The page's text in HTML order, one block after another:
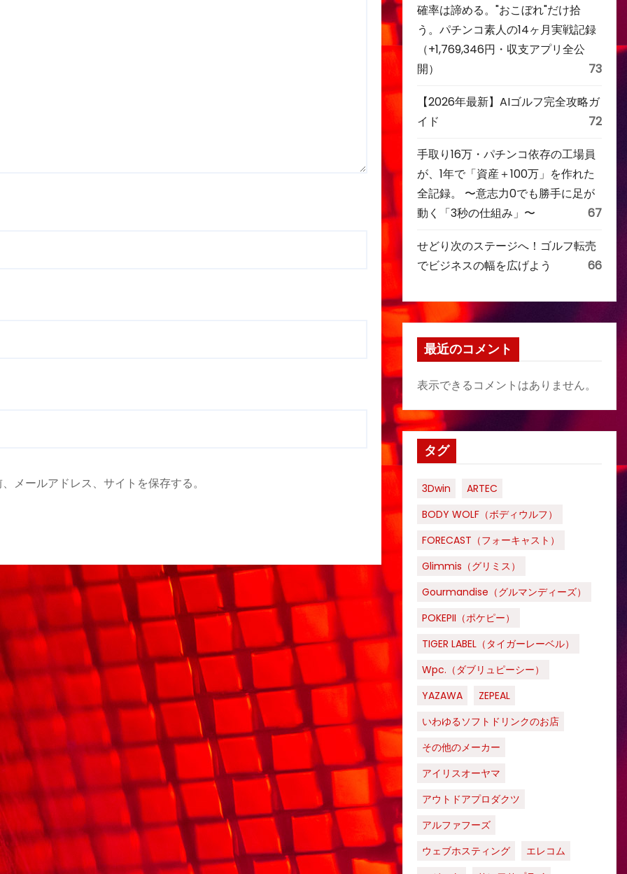
メールアドレス、サイトを保存する。
確率は諦める。"おこぼれ"だけ拾
う。パチンコ素人の14ヶ月実戦記録
（+1,769,346円・収支アプリ全公
開）
73
【2026年最新】AIゴルフ完全攻略ガ
イド
72
手取り16万・パチンコ依存の工場員
が、1年で「資産＋100万」を作れた
全記録。 〜意志力0でも勝手に足が
動く「3秒の仕組み」〜
67
せどり次のステージへ！ゴルフ転売
でビジネスの幅を広げよう
66
最近のコメント
表示できるコメントはありません。
タグ
3Dwin
ARTEC
BODY WOLF（ボディウルフ）
FORECAST（フォーキャスト）
Glimmis（グリミス）
Gourmandise（グルマンディーズ）
POKEPII（ポケピー）
TIGER LABEL（タイガーレーベル）
Wpc.（ダブリュピーシー）
YAZAWA
ZEPEAL
いわゆるソフトドリンクのお店
その他のメーカー
アイリスオーヤマ
アウトドアプロダクツ
アルファフーズ
ウェブホスティング
エレコム